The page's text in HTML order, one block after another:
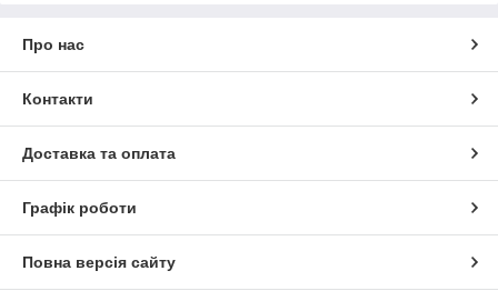
Про нас
Контакти
Доставка та оплата
Графік роботи
Повна версія сайту